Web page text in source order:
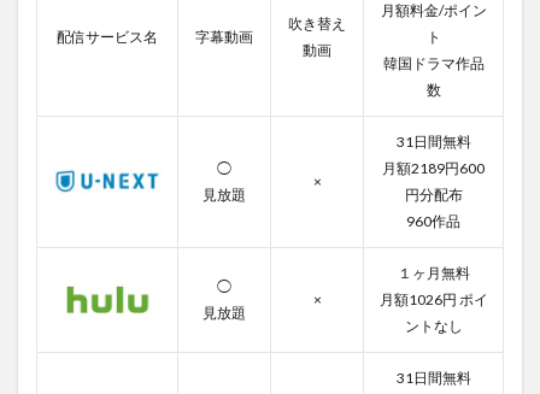
2
の登
解約
オン
アイ
Love
配信サービス名 字幕動画
吹き替え
動画
月額料金/ポイン
ト
韓国ドラマ作品
数
◯
見放題
×
31日間無料
月額2189円600
円分配布
960作品
◯
見放題
×
１ヶ月無料
月額1026円 ポイ
ントなし
31日間無料